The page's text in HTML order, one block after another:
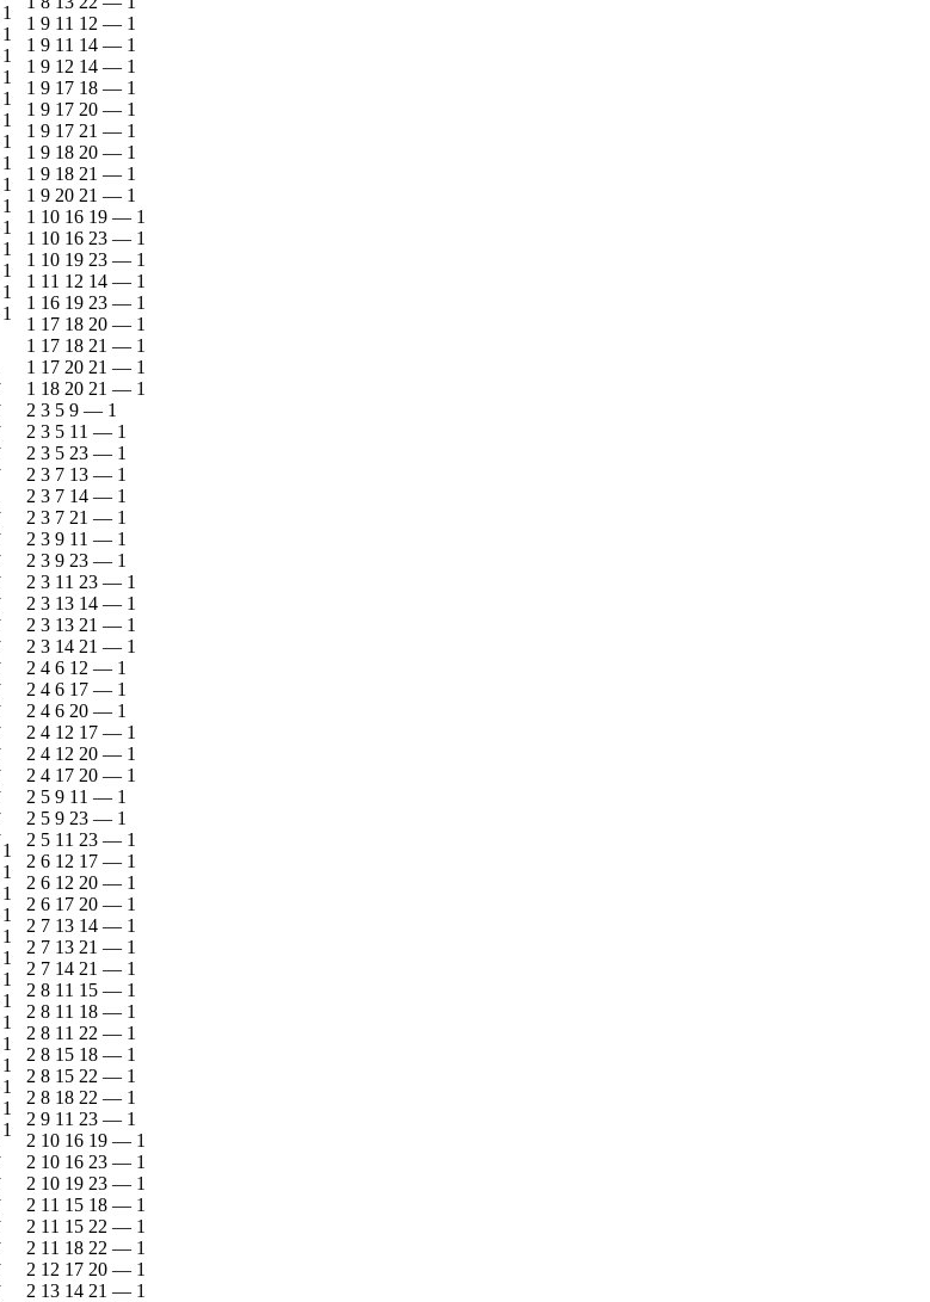
1
1
1
1
1
1
1
1
1
1
1
1
1
1
1
1
1
1
1
1
1
1
1
1
1
1
1
1
1
1 9 11 12 — 1
1 9 11 14 — 1
1 9 12 14 — 1
1 9 17 18 — 1
1 9 17 20 — 1
1 9 17 21 — 1
1 9 18 20 — 1
1 9 18 21 — 1
1 9 20 21 — 1
1 10 16 19 — 1
1 10 16 23 — 1
1 10 19 23 — 1
1 11 12 14 — 1
1 16 19 23 — 1
1 17 18 20 — 1
1 17 18 21 — 1
1 17 20 21 — 1
1 18 20 21 — 1
2 3 5 9 — 1
2 3 5 11 — 1
2 3 5 23 — 1
2 3 7 13 — 1
2 3 7 14 — 1
2 3 7 21 — 1
2 3 9 11 — 1
2 3 9 23 — 1
2 3 11 23 — 1
2 3 13 14 — 1
2 3 13 21 — 1
2 3 14 21 — 1
2 4 6 12 — 1
2 4 6 17 — 1
2 4 6 20 — 1
2 4 12 17 — 1
2 4 12 20 — 1
2 4 17 20 — 1
2 5 9 11 — 1
2 5 9 23 — 1
2 5 11 23 — 1
2 6 12 17 — 1
2 6 12 20 — 1
2 6 17 20 — 1
2 7 13 14 — 1
2 7 13 21 — 1
2 7 14 21 — 1
2 8 11 15 — 1
2 8 11 18 — 1
2 8 11 22 — 1
2 8 15 18 — 1
2 8 15 22 — 1
2 8 18 22 — 1
2 9 11 23 — 1
2 10 16 19 — 1
2 10 16 23 — 1
2 10 19 23 — 1
2 11 15 18 — 1
2 11 15 22 — 1
2 11 18 22 — 1
2 12 17 20 — 1
2 13 14 21 — 1